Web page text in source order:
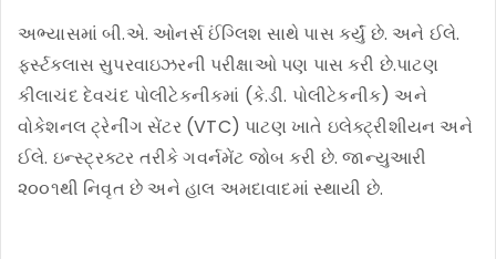
અભ્યાસમાં બી.એ. ઓનર્સ ઈંગ્લિશ સાથે પાસ કર્યું છે. અને ઈલે.
ફર્સ્ટક્લાસ સુપરવાઇઝરની પરીક્ષાઓ પણ પાસ કરી છે.પાટણ
કીલાચંદ દેવચંદ પોલીટેકનીકમાં (કે.ડી. પોલીટેકનીક) અને
વોકેશનલ ટ્રેનીંગ સેંટર (VTC) પાટણ ખાતે ઇલેક્ટ્રીશીયન અને
ઈલે. ઇન્સ્ટ્રક્ટર તરીકે ગવર્નમેંટ જોબ કરી છે. જાન્યુઆરી
૨૦૦૧થી નિવૃત છે અને હાલ અમદાવાદમાં સ્થાયી છે.